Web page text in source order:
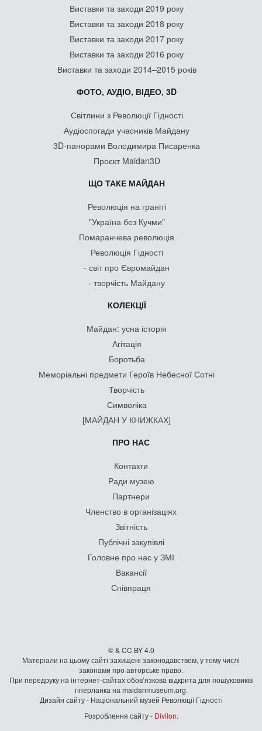
Виставки та заходи 2019 року
Виставки та заходи 2018 року
Виставки та заходи 2017 року
Виставки та заходи 2016 року
Виставки та заходи 2014–2015 років
ФОТО, АУДІО, ВІДЕО, 3D
Світлини з Революції Гідності
Аудіоспогади учасників Майдану
3D-панорами Володимира Писаренка
Проєкт Maidan3D
ЩО ТАКЕ МАЙДАН
Революція на граніті
"Україна без Кучми"
Помаранчева революція
Революція Гідності
- світ про Євромайдан
- творчість Майдану
КОЛЕКЦІЇ
Майдан: усна історія
Агітація
Боротьба
Меморіальні предмети Героїв Небесної Сотні
Творчість
Символіка
[МАЙДАН У КНИЖКАХ]
ПРО НАС
Контакти
Ради музею
Партнери
Членство в організаціях
Звітність
Публічні закупівлі
Головне про нас у ЗМІ
Вакансії
Співпраця
© & CC BY 4.0
Матеріали на цьому сайті захищені законодавством, у тому числі
законами про авторське право.
При передруку на iнтернет-сайтах обов’язкова відкрита для пошуковиків
гiперланка на maidanmuseum.org.
Дизайн сайту - Національний музей Революції Гідності
Розроблення сайту - Divilon.